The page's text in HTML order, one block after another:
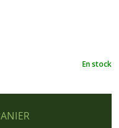
En stock